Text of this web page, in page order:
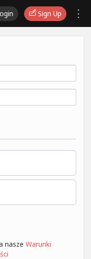
Sign Up
nasze Warunki